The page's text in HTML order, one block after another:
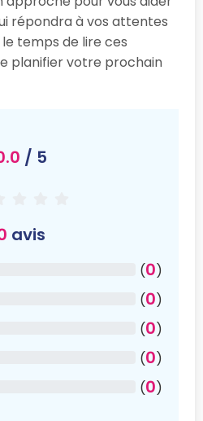
répondra à vos attentes
temps de lire ces
planifier votre prochain
/ 5
avis
(0)
(0)
(0)
(0)
(0)